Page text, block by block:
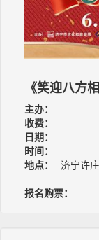
《笑迎八
主办：
收费：
日期：
时间：
地点：
济宁许
报名购票：